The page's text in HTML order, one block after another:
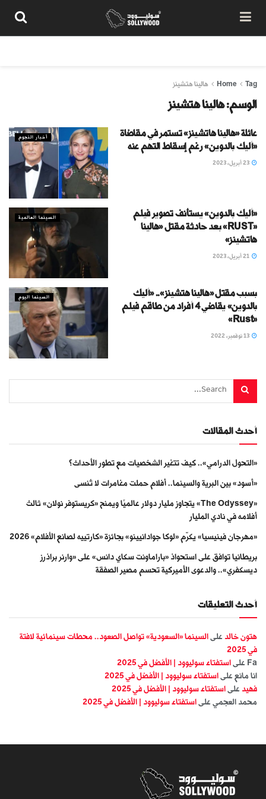
Home Tag هالينا هتشينز
الوسم:هالينا هتشينز
أخبار النجوم
عائلة «هالينا هاتشينز» تستمر في مقاضاة
«أليك بالدوين» رغم إسقاط التهم عنه
السينما العالمية
«أليك بالدوين» يستأنف تصوير فيلم
«RUST» بعد حادثة مقتل «هالينا
هاتشينز»
السينما اليوم
بسبب مقتل «هالينا هتشينز».. «أليك
بالدوين» يقاضي 4 أفراد من طاقم فيلم
«Rust»
أحدث المقالات
«التحول الدرامي».. كيف تتغير الشخصيات مع تطور الأحداث؟
«أسود» بين البرية والسينما.. أفلام حملت مغامرات لا تُنسى
«The Odyssey» يتجاوز مليار دولار عالميًا ويمنح «كريستوفر نولان» ثالث
أفلامه في نادي المليار
«مهرجان فينيسيا» يكرّم «لوكا جوادانيينو» بجائزة «كارتييه لصانع الأفلام» 2026
بريطانيا توافق على استحواذ «باراماونت سكاي دانس» على «وارنر براذرز
ديسكفري».. والدعوى الأميركية تحسم مصير الصفقة
أحدث التعليقات
هتون خالد على السينما «السعودية» تواصل الصعود.. محطات سينمائية لافتة
في 2025
Fa على استفتاء سوليوود | الأفضل في 2025
انا مانع على استفتاء سوليوود | الأفضل في 2025
فهيد على استفتاء سوليوود | الأفضل في 2025
محمد العجمي على استفتاء سوليوود | الأفضل في 2025